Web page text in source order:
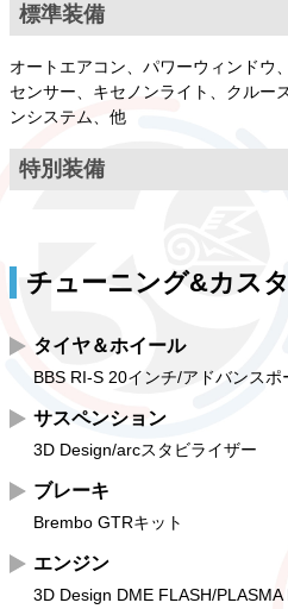
標準装備
オートエアコン、パワーウィンドウ
センサー、キセノンライト、クルー
ンシステム、他
特別装備
チューニング&カス
タイヤ＆ホイール
BBS RI-S 20インチ/アドバンスポ
サスペンション
3D Design/arcスタビライザー
ブレーキ
Brembo GTRキット
エンジン
3D Design DME FLASH/PLASMA